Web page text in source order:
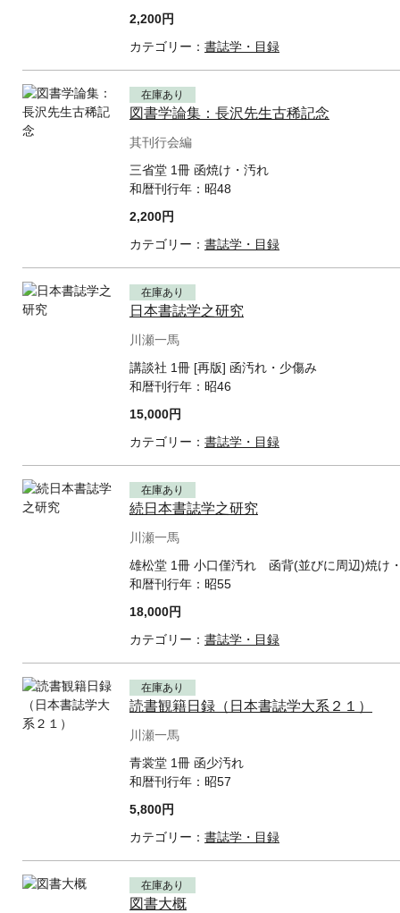
2,200円
カテゴリー： 書誌学・目録
在庫あり
図書学論集：長沢先生古稀記念
其刊行会編
三省堂 1冊 函焼け・汚れ
和暦刊行年： 昭48
2,200円
カテゴリー： 書誌学・目録
在庫あり
日本書誌学之研究
川瀬一馬
講談社 1冊 [再版] 函汚れ・少傷み
和暦刊行年： 昭46
15,000円
カテゴリー： 書誌学・目録
在庫あり
続日本書誌学之研究
川瀬一馬
雄松堂 1冊 小口僅汚れ 函背(並びに周辺)焼け
和暦刊行年： 昭55
18,000円
カテゴリー： 書誌学・目録
在庫あり
読書観籍日録（日本書誌学大系２１）
川瀬一馬
青裳堂 1冊 函少汚れ
和暦刊行年： 昭57
5,800円
カテゴリー： 書誌学・目録
在庫あり
図書大概